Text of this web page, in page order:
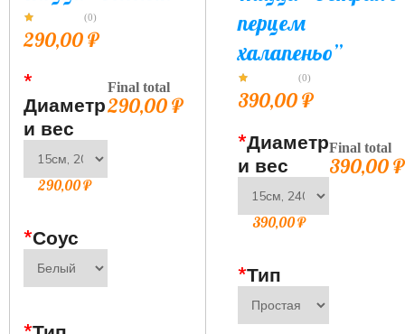
(0)
290,00₽
*
Диаметр
и вес
290,00₽
*Соус
Final total
290,00₽
перцем
халапеньо”
(0)
390,00₽
*Диаметр
и вес
390,00₽
*Тип
Final total
390,00₽